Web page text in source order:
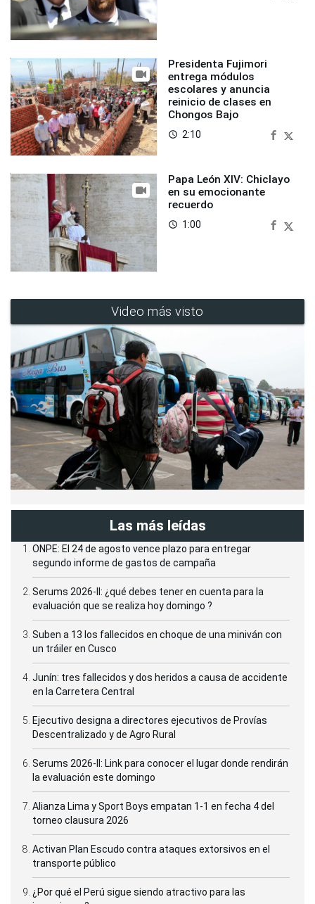
Presidenta Fujimori
entrega módulos
escolares y anuncia
reinicio de clases en
Chongos Bajo
access_time 2:10
Papa León XIV: Chiclayo
en su emocionante
recuerdo
access_time 1:00
Video más visto
Las más leídas
ONPE: El 24 de agosto vence plazo para entregar
segundo informe de gastos de campaña
Serums 2026-II: ¿qué debes tener en cuenta para la
evaluación que se realiza hoy domingo ?
Suben a 13 los fallecidos en choque de una miniván con
un tráiler en Cusco
Junín: tres fallecidos y dos heridos a causa de accidente
en la Carretera Central
Ejecutivo designa a directores ejecutivos de Provías
Descentralizado y de Agro Rural
Serums 2026-II: Link para conocer el lugar donde rendirán
la evaluación este domingo
Alianza Lima y Sport Boys empatan 1-1 en fecha 4 del
torneo clausura 2026
Activan Plan Escudo contra ataques extorsivos en el
transporte público
¿Por qué el Perú sigue siendo atractivo para las